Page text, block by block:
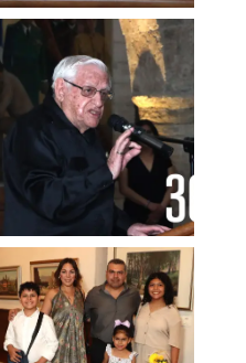
Foto: Francisco
Muñiz
Foto: Francisco
Muñiz